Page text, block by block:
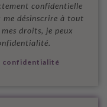
confidentielle
me désinscrire à tout
droits, je peux
confidentialité